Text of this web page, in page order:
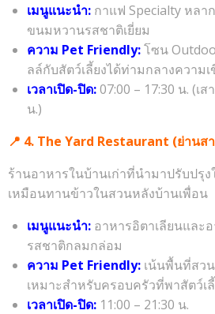
เมนูแนะนำ: กาแฟ Specialty หล
ขนมหวานรสชาติเยี่ยม
ความ Pet Friendly:โซน
ลล์กับสัตว์เลี้ยงได้ท่ามกลางความ
เวลาเปิด-ปิด:07:00 – 17:30 น. (เ
น.)
📍 4. The Yard Restaurant (ย่านส
ร้านอาหารในบ้านเก่าที่นำมาปรับปรุ
เหมือนทานข้าวในสวนหลังบ้านเพื่อน
เมนูแนะนำ: อาหารอิตาเลียนและ
รสชาติกลมกล่อม
ความ Pet Friendly: เน้นพื้นที่สว
เหมาะสำหรับครอบครัวที่พาสัตว์เ
เวลาเปิด-ปิด: 11:00 – 21:30 น.